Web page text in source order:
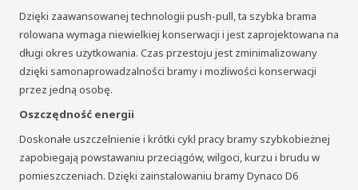
Dzięki zaawansowanej technologii push-pull, ta szybka brama
rolowana wymaga niewielkiej konserwacji i jest zaprojektowana na
długi okres użytkowania. Czas przestoju jest zminimalizowany
dzięki samonaprowadzalności bramy i możliwości konserwacji
przez jedną osobę.
Oszczędność energii
Doskonałe uszczelnienie i krótki cykl pracy bramy szybkobieżnej
zapobiegają powstawaniu przeciągów, wilgoci, kurzu i brudu w
pomieszczeniach. Dzięki zainstalowaniu bramy Dynaco D6